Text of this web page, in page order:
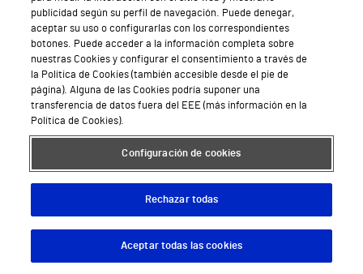
Trabajar en Vithas
Teléfono Cita Médica
Teléfono Atención al Cliente
Política de seguridad y salud en el trabajo
Conoce a Supervita
Aviso Legal Política de cookies Política de privacidad Mapa web Protección de datos
Descargar App
publicidad según su perfil de navegación. Puede denegar,
aceptar su uso o configurarlas con los correspondientes
botones. Puede acceder a la información completa sobre
nuestras Cookies y configurar el consentimiento a través de
la Política de Cookies (también accesible desde el pie de
página). Alguna de las Cookies podría suponer una
transferencia de datos fuera del EEE (más información en la
Política de Cookies).
Configuración de cookies
Rechazar todas
Aceptar todas las cookies